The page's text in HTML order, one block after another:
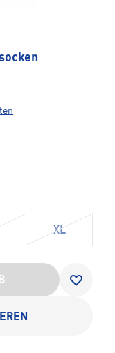
XL